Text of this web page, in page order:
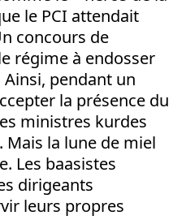
le PCI attendait
concours de
régime à endosser
pendant un
la présence du
ministres kurdes
la lune de miel
Les baasistes
dirigeants
leurs propres